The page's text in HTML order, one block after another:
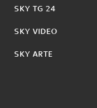
SKY TG 24
SKY VIDEO
SKY ARTE